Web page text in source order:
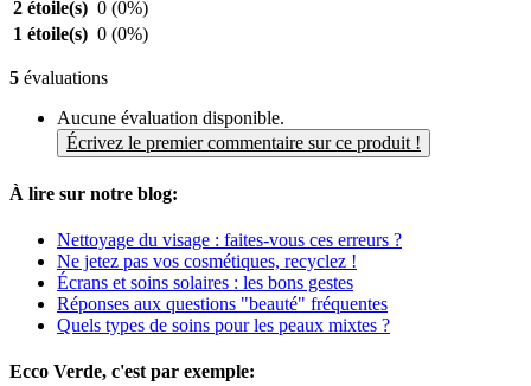
2 étoile(s) 0 (0%)
1 étoile(s) 0 (0%)
5 évaluations
Aucune évaluation disponible.
Écrivez le premier commentaire sur ce produit !
À lire sur notre blog:
Nettoyage du visage : faites-vous ces erreurs ?
Ne jetez pas vos cosmétiques, recyclez !
Écrans et soins solaires : les bons gestes
Réponses aux questions "beauté" fréquentes
Quels types de soins pour les peaux mixtes ?
Ecco Verde, c'est par exemple: